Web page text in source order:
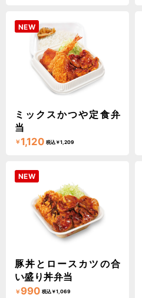
NEW
ミックスかつや定食弁
当
￥1,120 税込￥1,209
NEW
豚丼とロースカツの合
い盛り丼弁当
￥ 990 税込￥1,069